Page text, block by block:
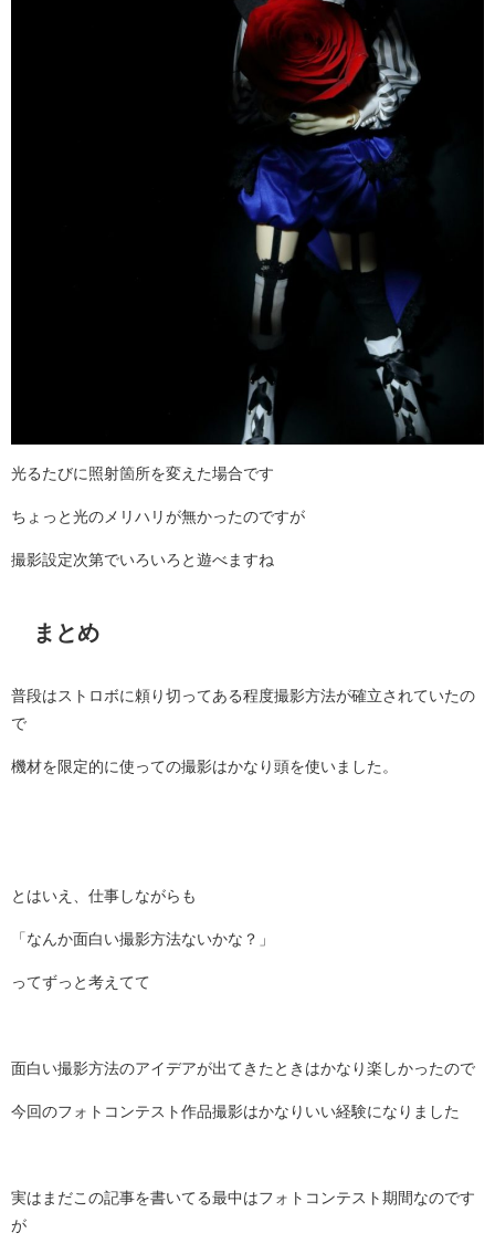
光るたびに照射箇所を変えた場合です
ちょっと光のメリハリが無かったのですが
撮影設定次第でいろいろと遊べますね
まとめ
普段はストロボに頼り切ってある程度撮影方法が確立されていたの
で
機材を限定的に使っての撮影はかなり頭を使いました。
とはいえ、仕事しながらも
「なんか面白い撮影方法ないかな？」
ってずっと考えてて
面白い撮影方法のアイデアが出てきたときはかなり楽しかったので
今回のフォトコンテスト作品撮影はかなりいい経験になりました
実はまだこの記事を書いてる最中はフォトコンテスト期間なのです
が